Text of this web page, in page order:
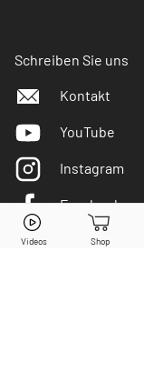
Schreiben Sie uns
Kontakt
YouTube
Instagram
Facebook
Twitter